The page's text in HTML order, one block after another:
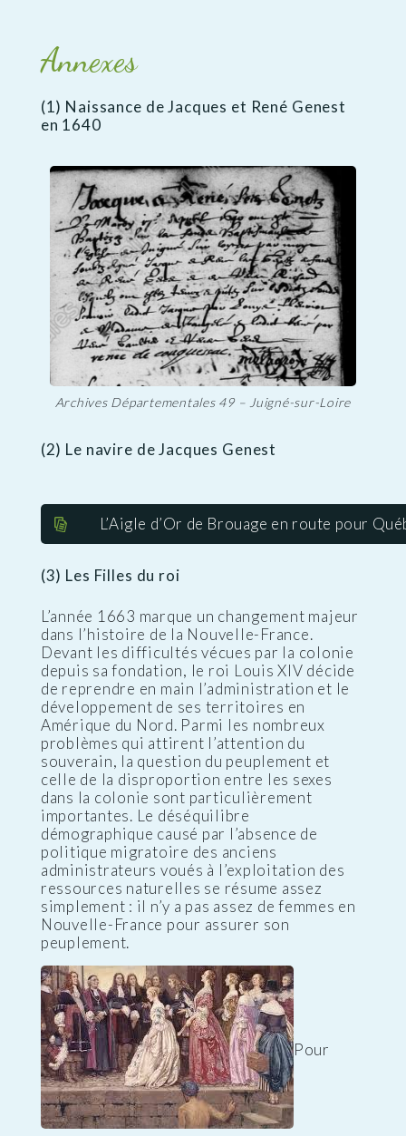
Annexes
(1) Naissance de Jacques et René Genest
en 1640
Archives Départementales 49 – Juigné-sur-Loire
(2) Le navire de Jacques Genest
L’Aigle d’Or de Brouage en route pour
(3) Les Filles du roi
L’année 1663 marque un changement majeur
dans l’histoire de la Nouvelle-France.
Devant les difficultés vécues par la colonie
depuis sa fondation, le roi Louis XIV décide
de reprendre en main l’administration et le
développement de ses territoires en
Amérique du Nord. Parmi les nombreux
problèmes qui attirent l’attention du
souverain, la question du peuplement et
celle de la disproportion entre les sexes
dans la colonie sont particulièrement
importantes. Le déséquilibre
démographique causé par l’absence de
politique migratoire des anciens
administrateurs voués à l’exploitation des
ressources naturelles se résume assez
simplement : il n’y a pas assez de femmes en
Nouvelle-France pour assurer son
peuplement.
Pour